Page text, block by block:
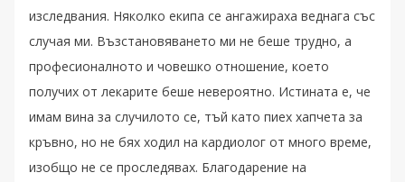
изследвания. Няколко екипа се ангажираха веднага със
случая ми. Възстановяването ми не беше трудно, а
професионалното и човешко отношение, което
получих от лекарите беше невероятно. Истината е, че
имам вина за случилото се, тъй като пиех хапчета за
кръвно, но не бях ходил на кардиолог от много време,
изобщо не се проследявах. Благодарение на